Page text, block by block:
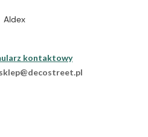
Aldex
kontaktowy
sklep@decostreet.pl